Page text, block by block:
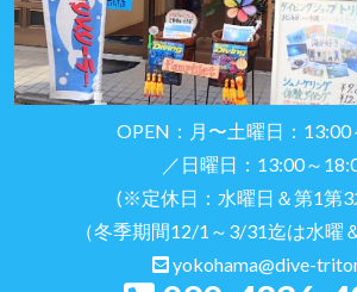
OPEN：月〜土曜日：13:00
／日曜日：13:00～
(※定休日：水曜日＆第1第3
（冬季期間12/1～3/31迄は水曜
yokohama@dive-